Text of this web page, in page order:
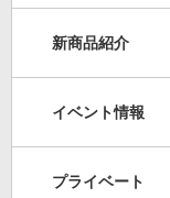
新商品紹介
イベント情報
プライベート